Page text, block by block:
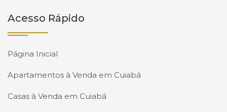
Acesso Rápido
Página Inicial
Apartamentos à Venda em Cuiabá
Casas à Venda em Cuiabá